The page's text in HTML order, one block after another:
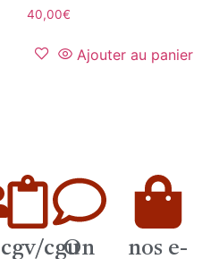
40,00€
Ajouter au panier
cgv/cguOn nos e-